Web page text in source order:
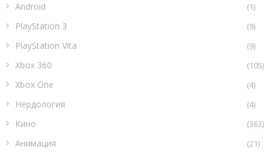
Android (1)
PlayStation 3 (9)
PlayStation Vita (9)
Xbox 360 (105)
Xbox One (4)
Нёрдология (4)
Кино (363)
Анимация (21)